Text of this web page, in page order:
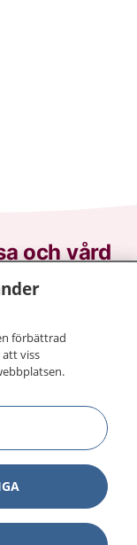
och vård
om
kan kontakta.
dina
för
Visa
förbättrad
viss